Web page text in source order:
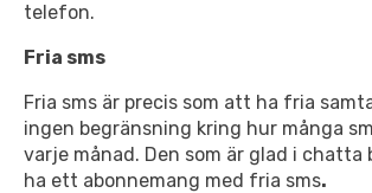
telefon.
Fria sms
Fria sms är precis som att ha fria
ingen begränsning kring hur många
varje månad. Den som är glad i
ha ett abonnemang med fria sms.